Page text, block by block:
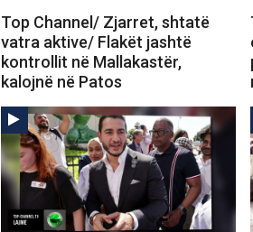
Top Channel/ Zjarret, shtatë
vatra aktive/ Flakët jashtë
kontrollit në Mallakastër,
kalojnë në Patos